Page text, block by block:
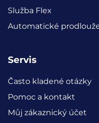
Služba Flex
Automatické
Servis
Často kladené otázky
Pomoc a kontakt
Můj zákaznický účet